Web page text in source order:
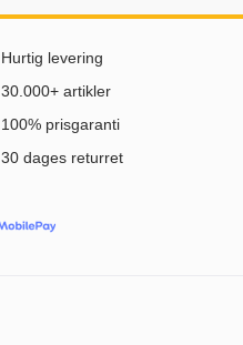
Hurtig levering
30.000+ artikler
100% prisgaranti
30 dages returret